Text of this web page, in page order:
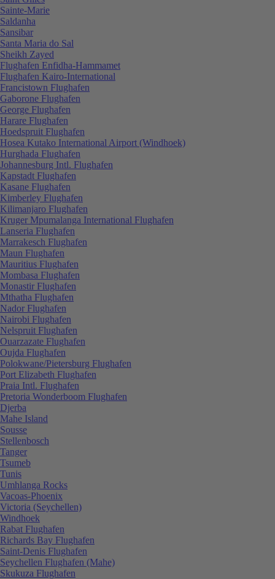
Sainte-Marie
Saldanha
Sansibar
Santa Maria do Sal
Sheikh Zayed
Flughafen Enfidha-Hammamet
Flughafen Kairo-International
Francistown Flughafen
Gaborone Flughafen
George Flughafen
Harare Flughafen
Hoedspruit Flughafen
Hosea Kutako International Airport (Windhoek)
Hurghada Flughafen
Johannesburg Intl. Flughafen
Kapstadt Flughafen
Kasane Flughafen
Kimberley Flughafen
Kilimanjaro Flughafen
Kruger Mpumalanga International Flughafen
Lanseria Flughafen
Marrakesch Flughafen
Maun Flughafen
Mauritius Flughafen
Mombasa Flughafen
Monastir Flughafen
Mthatha Flughafen
Nador Flughafen
Nairobi Flughafen
Nelspruit Flughafen
Ouarzazate Flughafen
Oujda Flughafen
Polokwane/Pietersburg Flughafen
Port Elizabeth Flughafen
Praia Intl. Flughafen
Pretoria Wonderboom Flughafen
Djerba
Mahe Island
Sousse
Stellenbosch
Tanger
Tsumeb
Tunis
Umhlanga Rocks
Vacoas-Phoenix
Victoria (Seychellen)
Windhoek
Rabat Flughafen
Richards Bay Flughafen
Saint-Denis Flughafen
Seychellen Flughafen (Mahe)
Skukuza Flughafen